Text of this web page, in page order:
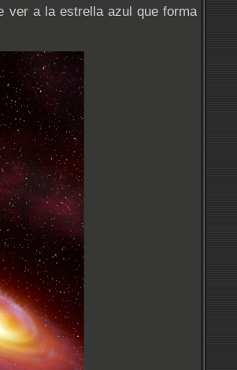
ver a la estrella azul que forma